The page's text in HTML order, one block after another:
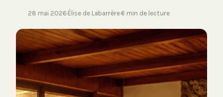
28 mai 2026·Élise de Labarrère·6 min de lecture